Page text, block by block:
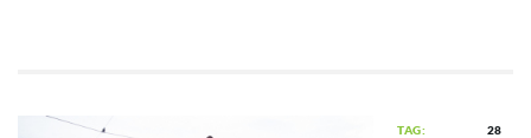
TAG:
28